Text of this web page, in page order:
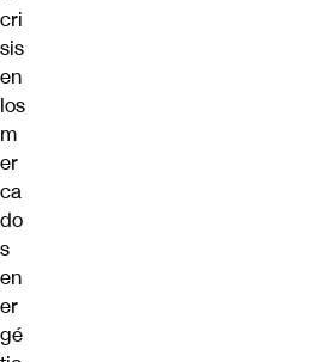
cri
sis
en
los
m
er
ca
do
s
en
er
gé